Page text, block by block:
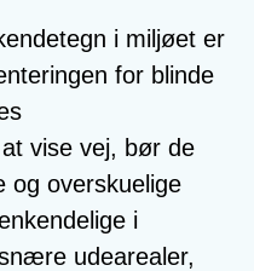
i miljøet er
for blinde
vise vej, bør de
og overskuelige
i
udearealer,